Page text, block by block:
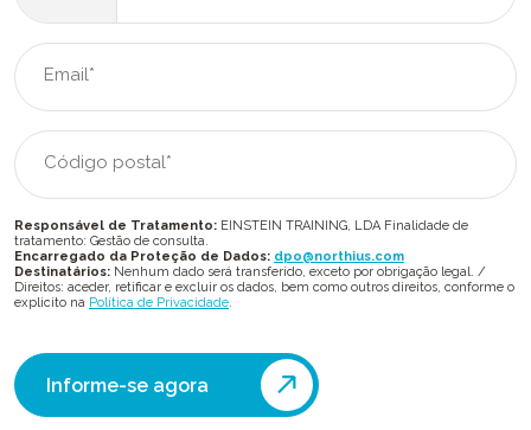
Email*
Código postal*
Responsável de Tratamento: EINSTEIN TRAINING, LDA Finalidade de
tratamento: Gestão de consulta.
Encarregado da Proteção de Dados: dpo@northius.com
Destinatários: Nenhum dado será transferido, exceto por obrigação legal. /
Direitos: aceder, retificar e excluir os dados, bem como outros direitos, conforme o
explicito na Política de Privacidade.
Informe-se agora